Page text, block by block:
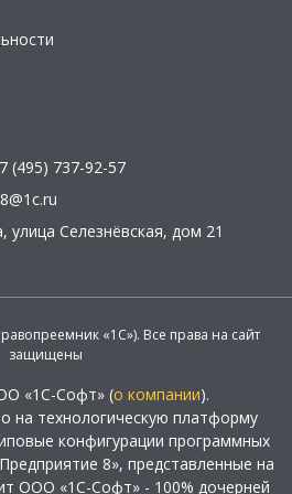
(495) 737-92-57
, улица Селезнёвская, дом 21
«1С»). Все права на сайт
защищены
«1С-Софт» (о компании).
на технологическую платформу
конфигурации программных
8», представленные на
ООО «1С-Софт» - 100% дочерней